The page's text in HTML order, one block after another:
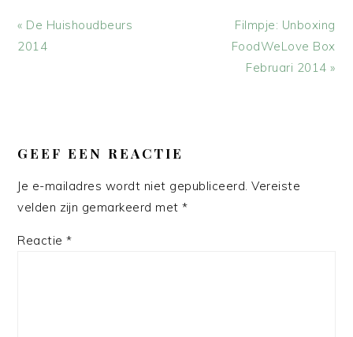
Vorig
bericht:
« De Huishoudbeurs
2014
Volgend
bericht:
Filmpje: Unboxing
FoodWeLove Box
Februari 2014 »
INTERACTIES
GEEF EEN REACTIE
Je e-mailadres wordt niet gepubliceerd. Vereiste
velden zijn gemarkeerd met*
Reactie*